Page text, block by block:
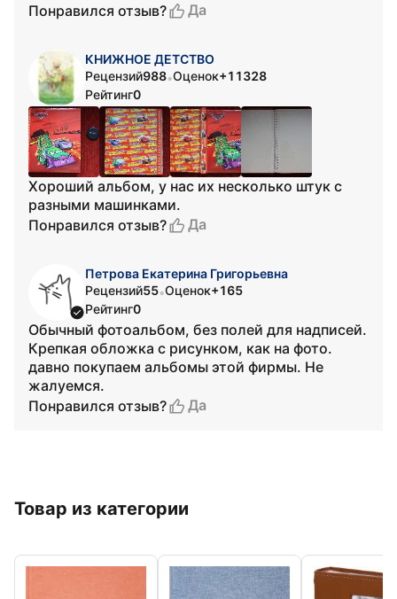
Понравился отзыв?
Да
КНИЖНОЕ ДЕТСТВО
Рецензий988•Оценок+11328
Рейтинг0
Хороший альбом, у нас их несколько штук с
разными машинками.
Понравился отзыв?
Да
Петрова Екатерина Григорьевна
Рецензий55•Оценок+165
Рейтинг0
Обычный фотоальбом, без полей для надписей.
Крепкая обложка с рисунком, как на фото.
давно покупаем альбомы этой фирмы. Не
жалуемся.
Понравился отзыв?
Да
Товар из категории